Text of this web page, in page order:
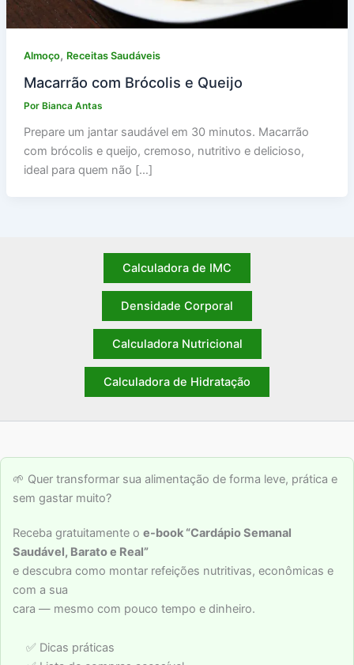
Almoço, Receitas Saudáveis
Macarrão com Brócolis e Queijo
Por Bianca Antas
Prepare um jantar saudável em 30 minutos. Macarrão
com brócolis e queijo, cremoso, nutritivo e delicioso,
ideal para quem não […]
Calculadora de IMC
Densidade Corporal
Calculadora Nutricional
Calculadora de Hidratação
🌱 Quer transformar sua alimentação de forma leve, prática e
sem gastar muito?
Receba gratuitamente o e-book “Cardápio Semanal
Saudável, Barato e Real”
e descubra como montar refeições nutritivas, econômicas e
com a sua
cara — mesmo com pouco tempo e dinheiro.
✅ Dicas práticas